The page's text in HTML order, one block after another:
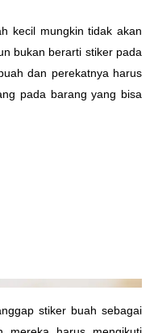
kecil mungkin tidak akan
bukan berarti stiker pada
dan perekatnya harus
pada barang yang bisa
stiker buah sebagai